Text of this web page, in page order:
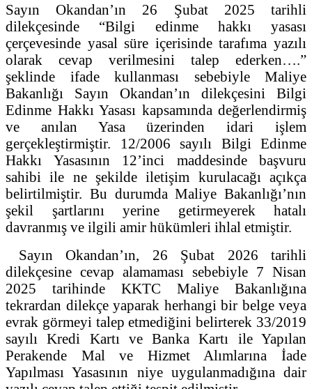
Sayın Okandan’ın 26 Şubat 2025 tarihli
dilekçesinde “Bilgi edinme hakkı yasası
çerçevesinde yasal süre içerisinde tarafıma yazılı
olarak cevap verilmesini talep ederken….”
şeklinde ifade kullanması sebebiyle Maliye
Bakanlığı Sayın Okandan’ın dilekçesini Bilgi
Edinme Hakkı Yasası kapsamında değerlendirmiş
ve anılan Yasa üzerinden idari işlem
gerçekleştirmiştir. 12/2006 sayılı Bilgi Edinme
Hakkı Yasasının 12’inci maddesinde başvuru
sahibi ile ne şekilde iletişim kurulacağı açıkça
belirtilmiştir. Bu durumda Maliye Bakanlığı’nın
şekil şartlarını yerine getirmeyerek hatalı
davranmış ve ilgili amir hükümleri ihlal etmiştir.
Sayın Okandan’ın, 26 Şubat 2026 tarihli
dilekçesine cevap alamaması sebebiyle 7 Nisan
2025 tarihinde KKTC Maliye Bakanlığına
tekrardan dilekçe yaparak herhangi bir belge veya
evrak görmeyi talep etmediğini belirterek 33/2019
sayılı Kredi Kartı ve Banka Kartı ile Yapılan
Perakende Mal ve Hizmet Alımlarına İade
Yapılması Yasasının niye uygulanmadığına dair